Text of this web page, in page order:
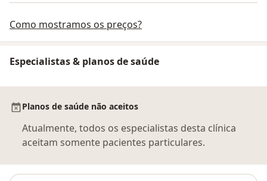
Como mostramos os preços?
Especialistas & planos de saúde
Planos de saúde não aceitos
Atualmente, todos os especialistas desta clínica
aceitam somente pacientes particulares.